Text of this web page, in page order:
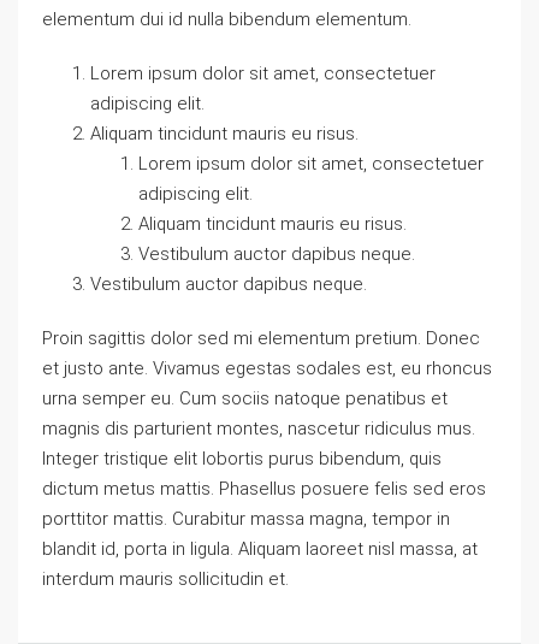
elementum dui id nulla bibendum elementum.
Lorem ipsum dolor sit amet, consectetuer
adipiscing elit.
Aliquam tincidunt mauris eu risus.
Lorem ipsum dolor sit amet, consectetuer
adipiscing elit.
Aliquam tincidunt mauris eu risus.
Vestibulum auctor dapibus neque.
Vestibulum auctor dapibus neque.
Proin sagittis dolor sed mi elementum pretium. Donec
et justo ante. Vivamus egestas sodales est, eu rhoncus
urna semper eu. Cum sociis natoque penatibus et
magnis dis parturient montes, nascetur ridiculus mus.
Integer tristique elit lobortis purus bibendum, quis
dictum metus mattis. Phasellus posuere felis sed eros
porttitor mattis. Curabitur massa magna, tempor in
blandit id, porta in ligula. Aliquam laoreet nisl massa, at
interdum mauris sollicitudin et.